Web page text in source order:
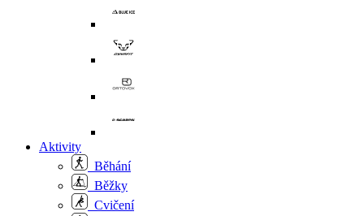
Aktivity
Běhání
Běžky
Cvičení